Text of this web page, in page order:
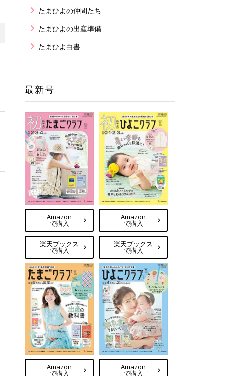
たまひよの仲間たち
たまひよの出産準備
たまひよ白書
最新号
Amazon
で購入
楽天ブックス
で購入
Amazon
で購入
楽天ブックス
で購入
Amazon
で購入
Amazon
で購入